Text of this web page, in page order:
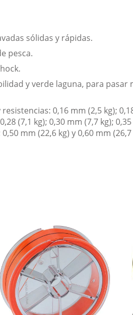
sólidas y rápidas.
pesca.
y verde laguna, para pasar
0,16 mm (2,5 kg);
(7,1 kg); 0,30 mm (7,7 kg);
mm (22,6 kg) y 0,60 mm (26,7